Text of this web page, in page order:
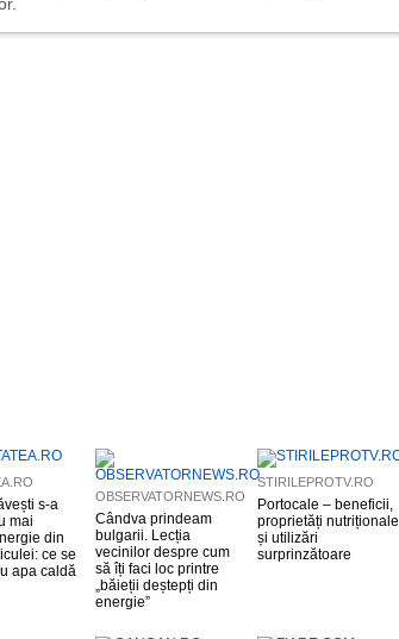
s-a
mai
din
ce se
apa caldă
OBSERVATORNEWS.RO
Cândva prindeam
bulgarii. Lecția
vecinilor despre cum
să îți faci loc printre
„băieții deștepți din
energie”
STIRILEPROTV.RO
Portocale – beneficii,
proprietăți nutriționale
și utilizări
surprinzătoare